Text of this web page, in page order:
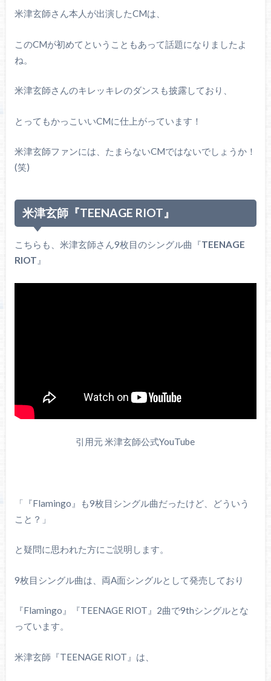
米津玄師さん本人が出演したCMは、
このCMが初めてということもあって話題になりましたよ
ね。
米津玄師さんのキレッキレのダンスも披露しており、
とってもかっこいいCMに仕上がっています！
米津玄師ファンには、たまらないCMではないでしょうか！
(笑)
米津玄師『TEENAGE RIOT』
こちらも、米津玄師さん9枚目のシングル曲『TEENAGE
RIOT 』
引用元 米津玄師公式YouTube
「『Flamingo』も9枚目シングル曲だったけど、どういう
こと？」
と疑問に思われた方にご説明します。
9枚目シングル曲は、両A面シングルとして発売しており
『Flamingo』『TEENAGE RIOT』2曲で9thシングルとな
っています。
米津玄師『TEENAGE RIOT』は、